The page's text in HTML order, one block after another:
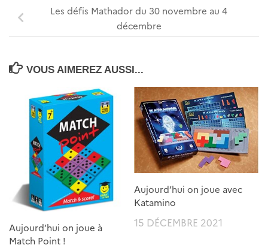
Les défis Mathador du 30 novembre au 4
décembre
VOUS AIMEREZ AUSSI...
Aujourd’hui on joue à
Match Point !
Aujourd’hui on joue avec
Katamino
15 DÉCEMBRE 2021